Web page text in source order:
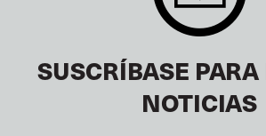
SUSCRÍBASE
NOTICIAS